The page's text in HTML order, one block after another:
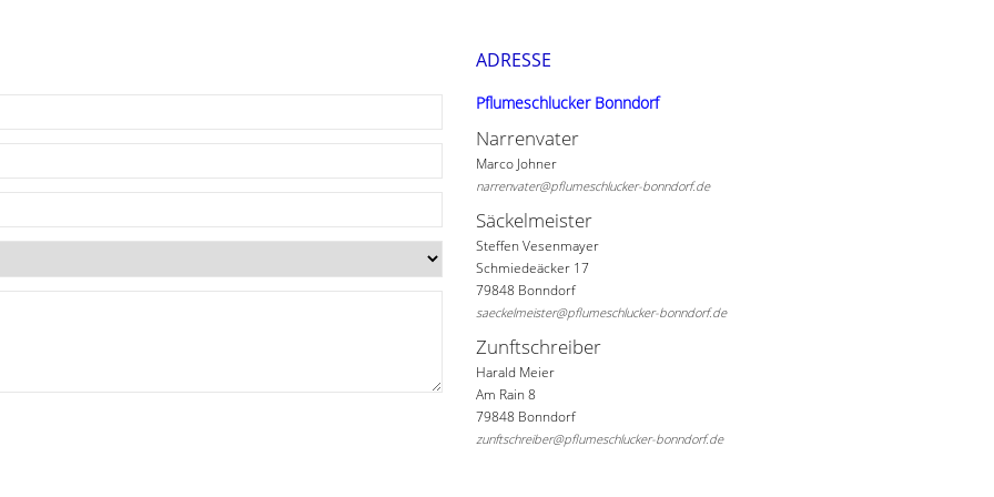
ADRESSE
Pflumeschlucker Bonndorf
Narrenvater
Marco Johner
narrenvater@pflumeschlucker-bonndorf.de
Säckelmeister
Steffen Vesenmayer
Schmiedeäcker 17
79848 Bonndorf
saeckelmeister@pflumeschlucker-bonndorf.de
Zunftschreiber
Harald Meier
Am Rain 8
79848 Bonndorf
zunftschreiber@pflumeschlucker-bonndorf.de